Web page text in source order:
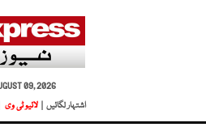
09, 2026
اشتہار لگائیں |
لائیو ٹی وی